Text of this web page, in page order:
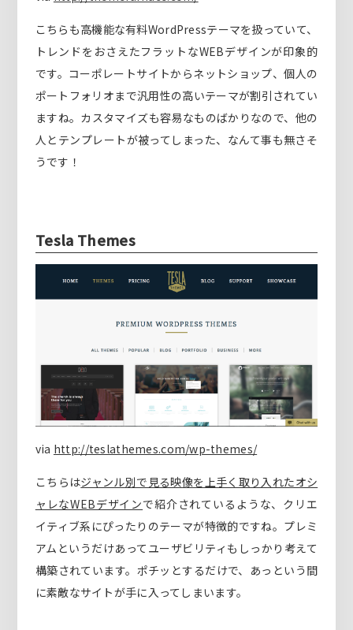
こちらも高機能な有料WordPressテーマを扱っていて、
トレンドをおさえたフラットなWEBデザインが印象的
です。コーポレートサイトからネットショップ、個人の
ポートフォリオまで汎用性の高いテーマが割引されてい
ますね。カスタマイズも容易なものばかりなので、他の
人とテンプレートが被ってしまった、なんて事も無さそ
うです！
Tesla Themes
via http://teslathemes.com/wp-themes/
こちらはジャンル別で見る映像を上手く取り入れたオシ
ャレなWEBデザインで紹介されているような、クリエ
イティブ系にぴったりのテーマが特徴的ですね。プレミ
アムというだけあってユーザビリティもしっかり考えて
構築されています。ポチッとするだけで、あっという間
に素敵なサイトが手に入ってしまいます。